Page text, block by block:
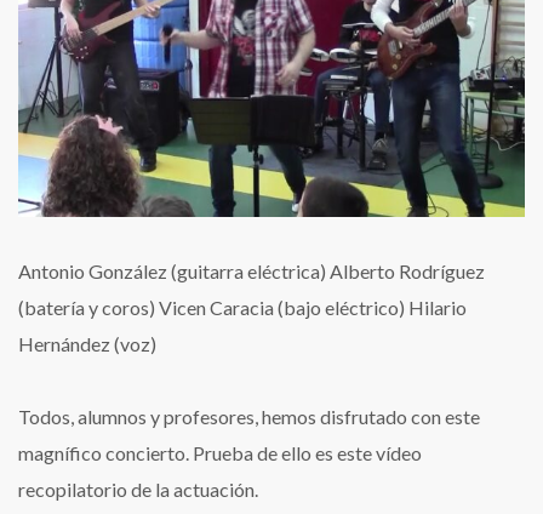
Antonio González (guitarra eléctrica) Alberto Rodríguez
(batería y coros) Vicen Caracia (bajo eléctrico) Hilario
Hernández (voz)
Todos, alumnos y profesores, hemos disfrutado con este
magnífico concierto. Prueba de ello es este vídeo
recopilatorio de la actuación.